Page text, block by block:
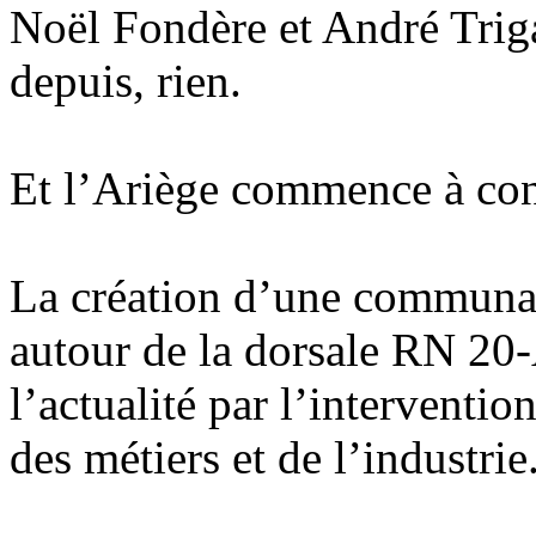
Noël Fondère et André
depuis, rien.
Et l’Ariège commence à
La création d’une
autour de la dorsale RN
l’actualité par
des métiers et de